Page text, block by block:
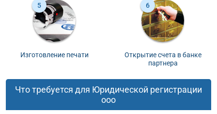
Изготовление печати
Открытие счета в банке
партнера
Что требуется для Юридической регистрации
ооо